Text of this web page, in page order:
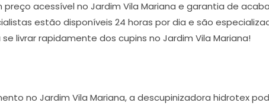
acessível no Jardim Vila Mariana e garantia de
estão disponíveis 24 horas por dia e são
livrar rapidamente dos cupins no Jardim Vila Mariana!
no Jardim Vila Mariana, a descupinizadora hidrotex